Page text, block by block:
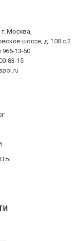
г. Москва,
шоссе, д. 100 с.2
966-13-50
83-15